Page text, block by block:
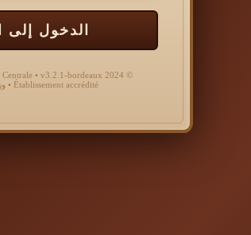
الدخول
© 2024 Bibliothèque Universitaire Centrale • v3.2.1-bordeaux
Établissement accrédité • وزارة التعليم العالي